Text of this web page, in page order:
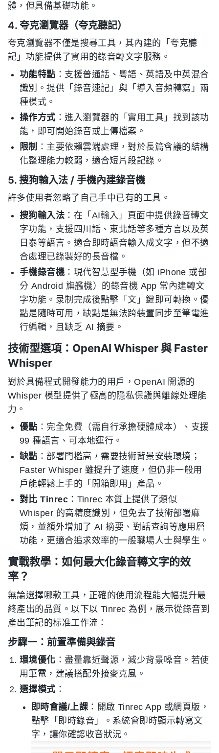
體，但具備基礎功能。
4. 夸克瀏覽器（夸克聽記）
夸克瀏覽器不僅是搜尋工具，其內建的「夸克聽
記」功能提供了實用的錄音轉文字服務。
功能特點 ：支援普通話、粵語、英語及中英混合
識別。提供「錄音速記」與「導入音頻轉寫」兩
種模式。
操作方式：進入瀏覽器的「實用工具」找到該功
能，即可開始錄音或上傳檔案。
限制 ：主要依賴雲端處理，對於長篇會議的結構
化整理能力較弱，適合短片段記錄。
5. 搜狗輸入法 / 手機內建錄音機
許多使用者忽略了自己手中已有的工具。
搜狗輸入法 ：在「AI輸入」頁面中提供錄音轉文
字功能，支援四川話、東北話等多種方言以及英
日泰等語言。適合即時語音輸入成文字，但不適
合處理已錄製好的長音檔。
手機錄音機 ：現代智慧型手機（如 iPhone 或部
分 Android 旗艦機）的錄音機 App 常內建轉文
字功能。录制完成後點擊「文」鍵即可轉換。優
點是隨時可用，缺點是無法跨裝置同步至筆電進
行編輯，且缺乏 AI 摘要。
技術型選項：OpenAI Whisper 與 Faster
Whisper
對於具備程式開發能力的用戶，OpenAI 開源的
Whisper 模型提供了極高的隱私保護與離線处理能
力。
優點 ：完全免費（需自行承擔硬體成本）、支援
99 種語言、可本地運行。
缺點 ：部署門檻高，需要技術背景安裝環境；
Faster Whisper 雖提升了速度，但仍非一般用
戶能輕鬆上手的「開箱即用」產品。
對比 Tinrec ：Tinrec 本質上提供了類似
Whisper 的高精度識別，但免去了技術部署麻
煩，並額外增加了 AI 摘要、對話查詢等應用層
功能，更適合追求效率的一般職場人士與學生。
實戰教學：如何最大化錄音轉文字的效
率？
無論選擇哪款工具，正確的使用流程能大幅提升最
終產出的品質。以下以 Tinrec 為例，展示從錄音到
產出筆記的标准工作流：
步驟一：前置準備與錄音
環境優化 ：盡量靠近聲源，減少背景噪音。若使
用筆電，建議搭配外接麥克風。
選擇模式：
即時會議/上課：開啟 Tinrec App 或網頁版，
點擊「即時錄音」。系統會即時顯示轉寫文
字，讓你確認收音狀況。